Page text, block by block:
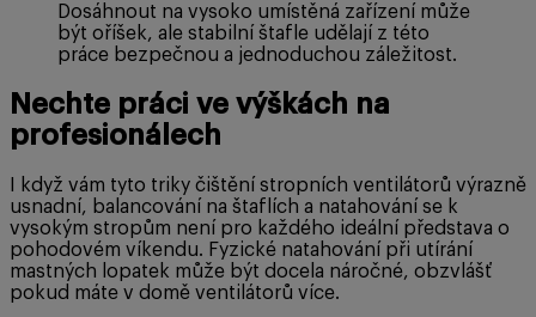
Dosáhnout na vysoko umístěná zařízení může
být oříšek, ale stabilní štafle udělají z této
práce bezpečnou a jednoduchou záležitost.
Nechte práci ve výškách na
profesionálech
I když vám tyto triky čištění stropních ventilátorů výrazně
usnadní, balancování na štaflích a natahování se k
vysokým stropům není pro každého ideální představa o
pohodovém víkendu. Fyzické natahování při utírání
mastných lopatek může být docela náročné, obzvlášť
pokud máte v domě ventilátorů více.